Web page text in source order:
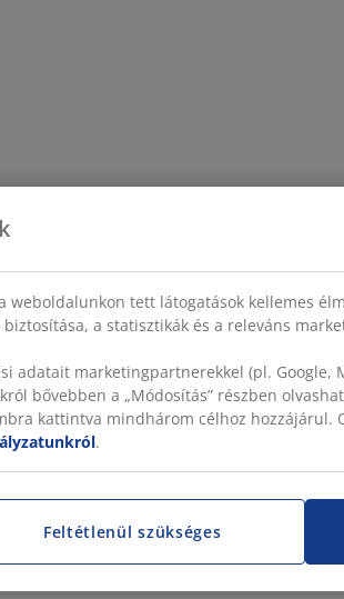
weboldalunkon tett látogatások kellemes
a statisztikák és a releváns
adatait marketingpartnerekkel (pl. Google,
bővebben a „Módosítás” részben
kattintva mindhárom célhoz hozzájárul.
.
Feltétlenül szükséges